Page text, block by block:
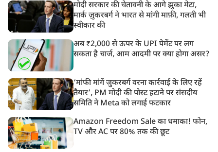
मोदी सरकार की चेतावनी के आगे झुका मेटा,
मार्क ज़ुकरबर्ग ने भारत से मांगी माफ़ी, गलती भी
स्वीकार की
अब ₹2,000 से ऊपर के UPI पेमेंट पर लग
सकता है चार्ज, आम आदमी पर क्या होगा असर?
‘मांफी मांगें जुकरबर्ग वरना कार्रवाई के लिए रहें
तैयार’, PM मोदी की पोस्ट हटाने पर संसदीय
समिति ने Meta को लगाई फटकार
Amazon Freedom Sale का धमाका! फोन,
TV और AC पर 80% तक की छूट